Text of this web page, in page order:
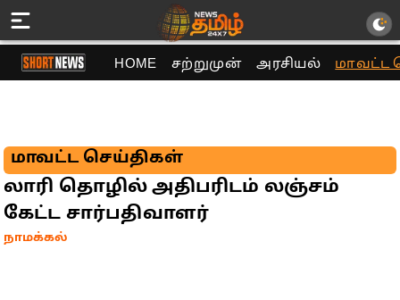
HOME சற்றுமுன் அரசியல் மாவட்ட
மாவட்ட செய்திகள்
லாரி தொழில் அதிபரிடம் லஞ்சம்
கேட்ட சார்பதிவாளர்
நாமக்கல்